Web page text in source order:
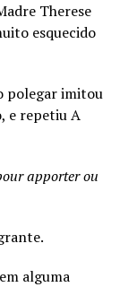
Therese
esquecido
polegar imitou
e repetiu A
apporter ou
alguma